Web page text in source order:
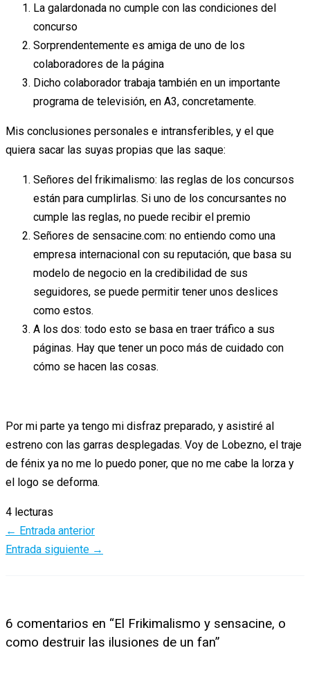
La galardonada no cumple con las condiciones del
concurso
Sorprendentemente es amiga de uno de los
colaboradores de la página
Dicho colaborador trabaja también en un importante
programa de televisión, en A3, concretamente.
Mis conclusiones personales e intransferibles, y el que
quiera sacar las suyas propias que las saque:
Señores del frikimalismo: las reglas de los concursos
están para cumplirlas. Si uno de los concursantes no
cumple las reglas, no puede recibir el premio
Señores de sensacine.com: no entiendo como una
empresa internacional con su reputación, que basa su
modelo de negocio en la credibilidad de sus
seguidores, se puede permitir tener unos deslices
como estos.
A los dos: todo esto se basa en traer tráfico a sus
páginas. Hay que tener un poco más de cuidado con
cómo se hacen las cosas.
Por mi parte ya tengo mi disfraz preparado, y asistiré al
estreno con las garras desplegadas. Voy de Lobezno, el traje
de fénix ya no me lo puedo poner, que no me cabe la lorza y
el logo se deforma.
4 lecturas
← Entrada anterior
Entrada siguiente →
6 comentarios en “El Frikimalismo y sensacine, o
como destruir las ilusiones de un fan”